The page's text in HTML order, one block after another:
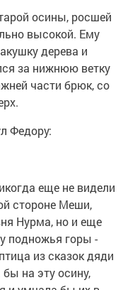
осины, росшей
высокой. Ему
дерева и
за нижнюю ветку
части брюк, со
Федору:
еще не видели
стороне Меши,
Нурма, но и еще
подножья горы -
из сказок дяди
на эту осину,